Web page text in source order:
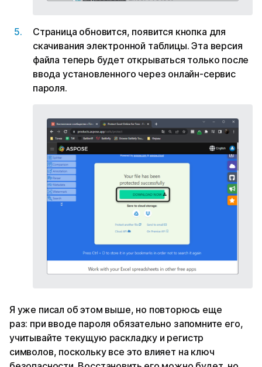
Страница обновится, появится кнопка для
скачивания электронной таблицы. Эта версия
файла теперь будет открываться только после
ввода установленного через онлайн-сервис
пароля.
Я уже писал об этом выше, но повторюсь еще
раз: при вводе пароля обязательно запомните его,
учитывайте текущую раскладку и регистр
символов, поскольку все это влияет на ключ